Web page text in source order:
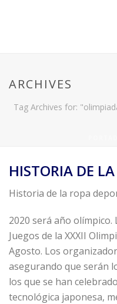
ARCHIVES
Tag Archives for:
HISTORIA DE
Historia de la ropa
2020 será año olímpico.
Juegos de la XXXII
Agosto. Los
asegurando que serán
los que se han
tecnológica japonesa,